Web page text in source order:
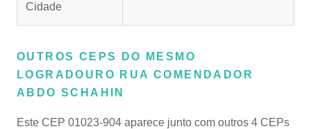
Cidade
OUTROS CEPS DO MESMO
LOGRADOURO RUA COMENDADOR
ABDO SCHAHIN
Este CEP 01023-904 aparece junto com outros 4 CEPs